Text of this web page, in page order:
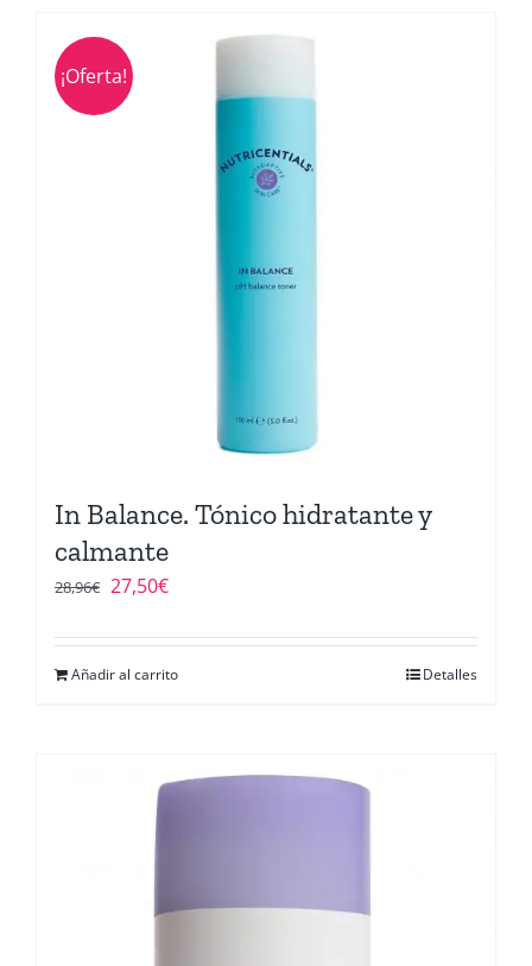
¡Oferta!
In Balance. Tónico hidratante y
calmante
28,96€ El
original
era:
27,50€El
actual
es:
Añadir al carrito Detalles